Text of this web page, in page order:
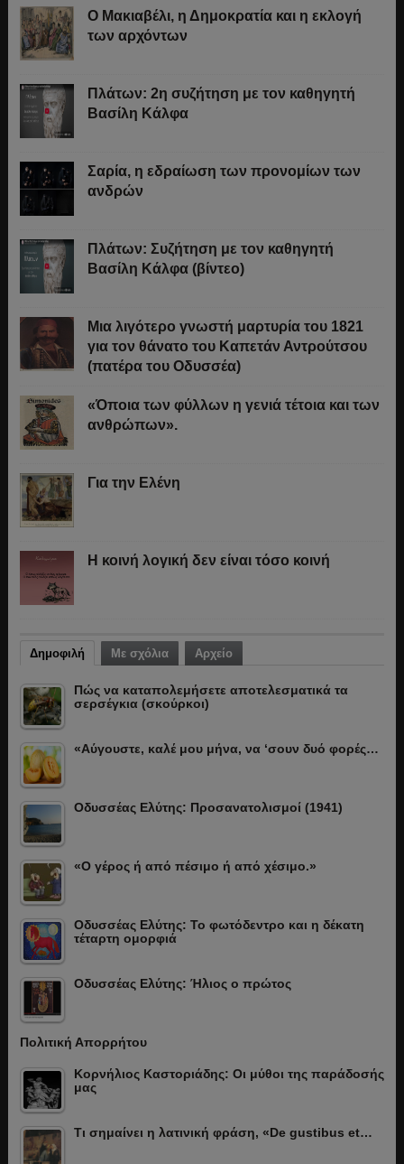
Ο Μακιαβέλι, η Δημοκρατία και η εκλογή
των αρχόντων
Πλάτων: 2η συζήτηση με τον καθηγητή
Βασίλη Κάλφα
Σαρία, η εδραίωση των προνομίων των
ανδρών
Πλάτων: Συζήτηση με τον καθηγητή
Βασίλη Κάλφα (βίντεο)
Μια λιγότερο γνωστή μαρτυρία του 1821
για τον θάνατο του Καπετάν Αντρούτσου
(πατέρα του Οδυσσέα)
«Όποια των φύλλων η γενιά τέτοια και των
ανθρώπων».
Για την Ελένη
Η κοινή λογική δεν είναι τόσο κοινή
Δημοφιλή Με σχόλια Αρχείο
Πώς να καταπολεμήσετε αποτελεσματικά τα
σερσέγκια (σκούρκοι)
«Αύγουστε, καλέ μου μήνα, να ‘σουν δυό φορές…
Οδυσσέας Ελύτης: Προσανατολισμοί (1941)
«Ο γέρος ή από πέσιμο ή από χέσιμο.»
Οδυσσέας Ελύτης: Το φωτόδεντρο και η δέκατη
τέταρτη ομορφιά
Οδυσσέας Ελύτης: Ήλιος ο πρώτος
Πολιτική Απορρήτου
Κορνήλιος Καστοριάδης: Οι μύθοι της παράδοσής
μας
Τι σημαίνει η λατινική φράση, «De gustibus et…